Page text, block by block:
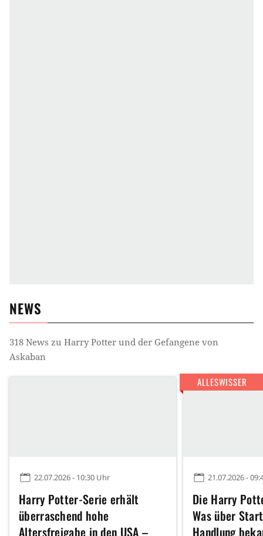
NEWS
318 News zu Harry Potter und der Gefangene von
Askaban
22.07.2026 - 10:30 Uhr
Harry Potter-Serie erhält
überraschend hohe
Altersfreigabe in den USA –
21.07.2026 -
Die Harry
Was über
Handlung
ALLESWISSER